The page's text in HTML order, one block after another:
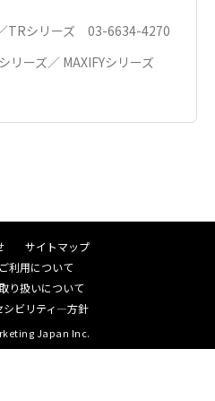
TRシリーズ 03-6634-4270
リーズ／ MAXIFYシリーズ
サイトマップ
利用について
り扱いについて
シビリティ―方針
Japan Inc.